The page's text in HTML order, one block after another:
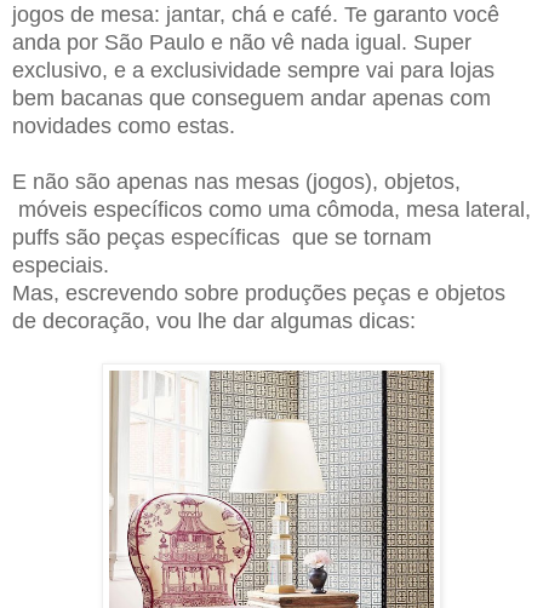
jogos de mesa: jantar, chá e café. Te garanto você
anda por São Paulo e não vê nada igual. Super
exclusivo, e a exclusividade sempre vai para lojas
bem bacanas que conseguem andar apenas com
novidades como estas.
E não são apenas nas mesas (jogos), objetos,
móveis específicos como uma cômoda, mesa lateral,
puffs são peças específicas que se tornam
especiais.
Mas, escrevendo sobre produções peças e objetos
de decoração, vou lhe dar algumas dicas: